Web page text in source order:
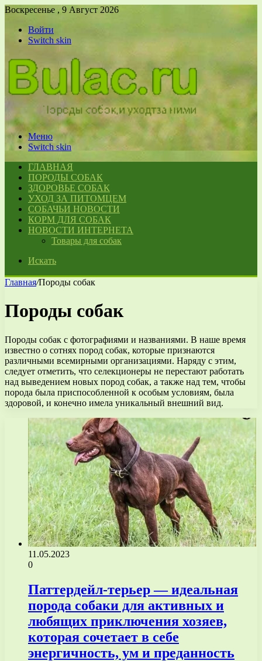
Воскресенье , 9 Август 2026
Войти
Switch skin
Меню
Switch skin
ГЛАВНАЯ
ПОРОДЫ СОБАК
ЗДОРОВЬЕ СОБАК
УХОД ЗА ПИТОМЦЕМ
СОБАЧЬИ НОВОСТИ
КОРМ ДЛЯ СОБАК
НОВОСТИ ИНТЕРНЕТА
Товары для собак
Искать
Главная/Породы собак
Породы собак
Породы собак с фотографиями и названиями. В наше время
известно о сотнях пород собак, которые признаются
различными всемирными организациями. Наряду с этим,
следует отметить, что селекционеры не перестают работать
над выведением новых пород собак, а также над тем, чтобы
порода была приспособленной к особым условиям, была
здоровой, и конечно имела уникальный внешний вид.
11.05.2023
0
Паттердейл-терьер — идеальная
порода собаки для активных и
любящих приключения хозяев,
которая сочетает в себе
энергичность, ум и преданность